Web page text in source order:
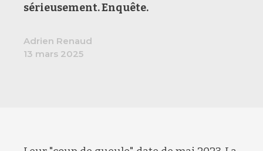
sérieusement. Enquête.
Adrien Renaud
13 mars 2025